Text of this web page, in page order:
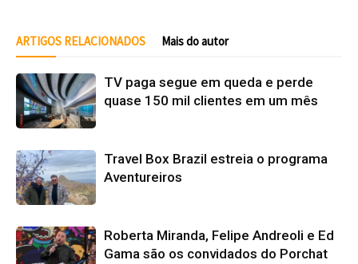
ARTIGOS RELACIONADOS Mais do autor
TV paga segue em queda e perde
quase 150 mil clientes em um mês
Travel Box Brazil estreia o programa
Aventureiros
Roberta Miranda, Felipe Andreoli e Ed
Gama são os convidados do Porchat